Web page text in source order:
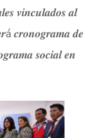
𝒗𝒊𝒏𝒄𝒖𝒍𝒂𝒅𝒐𝒔 𝒂𝒍
𝒄𝒓𝒐𝒏𝒐𝒈𝒓𝒂𝒎𝒂 𝒅𝒆
𝒔𝒐𝒄𝒊𝒂𝒍 𝒆𝒏